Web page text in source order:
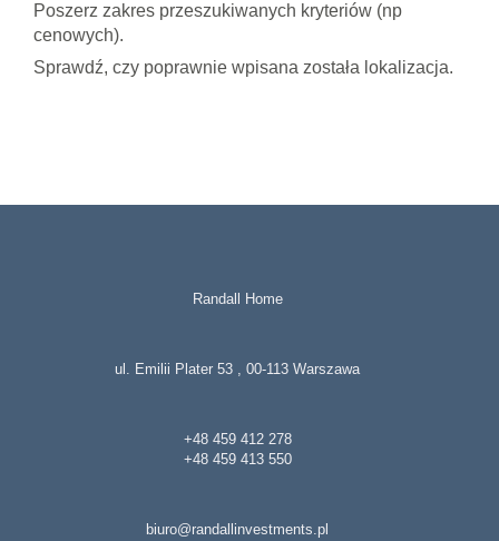
Poszerz zakres przeszukiwanych kryteriów (np
cenowych).
Sprawdź, czy poprawnie wpisana została lokalizacja.
Randall Home
ul. Emilii Plater 53 , 00-113 Warszawa
+48 459 412 278
+48 459 413 550
biuro@randallinvestments.pl